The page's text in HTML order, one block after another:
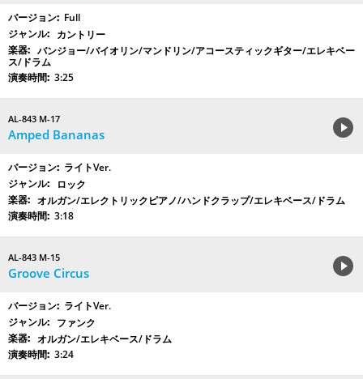
Full
カントリー
バンジョー/バイオリン/マンドリン/アコースティックギター/エレキベー
ス/ドラム
3:25
AL-843 M-17
Amped Bananas
ライトVer.
ロック
オルガン/エレクトリックピアノ/ハンドクラップ/エレキベース/ドラム
3:18
AL-843 M-15
Groove Circus
ライトVer.
ファンク
オルガン/エレキベース/ドラム
3:24